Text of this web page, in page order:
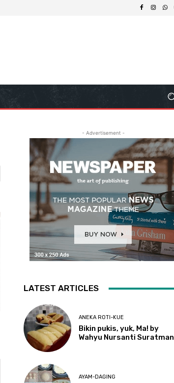
- Advertisement -
LATEST ARTICLES
ANEKA ROTI-KUE
Bikin pukis, yuk, Ma! by
Wahyu Nursanti Suratman
AYAM-DAGING